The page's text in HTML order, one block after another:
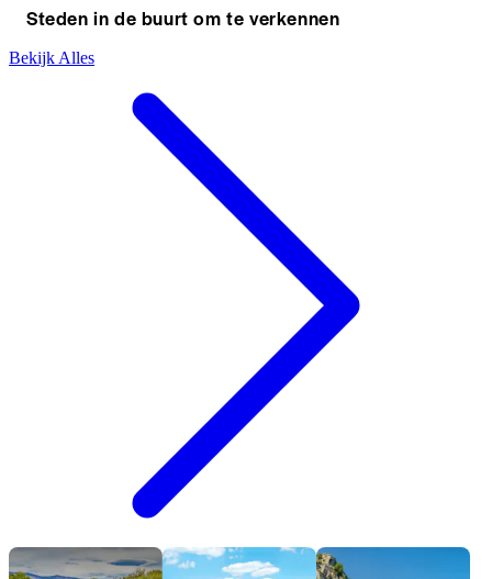
Steden in de buurt om te verkennen
Bekijk Alles